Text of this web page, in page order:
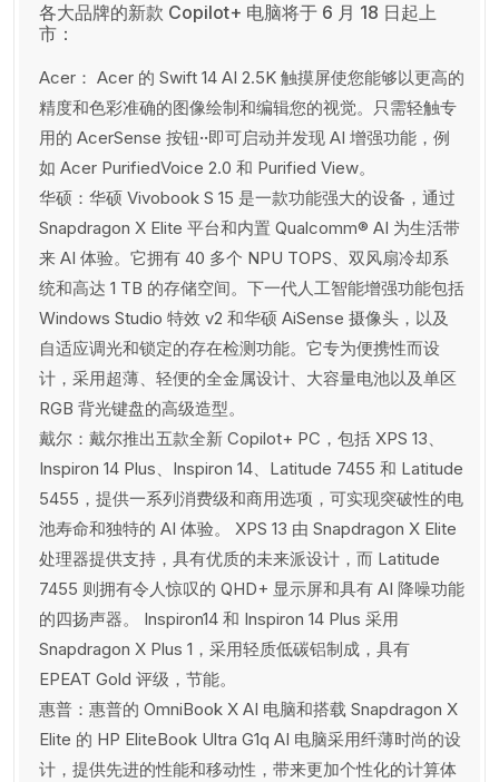
各大品牌的新款 Copilot+ 电脑将于 6 月 18 日起上
市：
Acer： Acer 的 Swift 14 AI 2.5K 触摸屏使您能够以更高的
精度和色彩准确的图像绘制和编辑您的视觉。只需轻触专
用的 AcerSense 按钮··即可启动并发现 AI 增强功能，例
如 Acer PurifiedVoice 2.0 和 Purified View。
华硕：华硕 Vivobook S 15 是一款功能强大的设备，通过
Snapdragon X Elite 平台和内置 Qualcomm® AI 为生活带
来 AI 体验。它拥有 40 多个 NPU TOPS、双风扇冷却系
统和高达 1 TB 的存储空间。下一代人工智能增强功能包括
Windows Studio 特效 v2 和华硕 AiSense 摄像头，以及
自适应调光和锁定的存在检测功能。它专为便携性而设
计，采用超薄、轻便的全金属设计、大容量电池以及单区
RGB 背光键盘的高级造型。
戴尔：戴尔推出五款全新 Copilot+ PC，包括 XPS 13、
Inspiron 14 Plus、Inspiron 14、Latitude 7455 和 Latitude
5455，提供一系列消费级和商用选项，可实现突破性的电
池寿命和独特的 AI 体验。 XPS 13 由 Snapdragon X Elite
处理器提供支持，具有优质的未来派设计，而 Latitude
7455 则拥有令人惊叹的 QHD+ 显示屏和具有 AI 降噪功能
的四扬声器。 Inspiron14 和 Inspiron 14 Plus 采用
Snapdragon X Plus 1，采用轻质低碳铝制成，具有
EPEAT Gold 评级，节能。
惠普：惠普的 OmniBook X AI 电脑和搭载 Snapdragon X
Elite 的 HP EliteBook Ultra G1q AI 电脑采用纤薄时尚的设
计，提供先进的性能和移动性，带来更加个性化的计算体